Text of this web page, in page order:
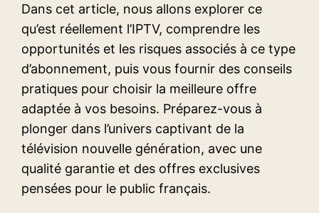
Dans cet article, nous allons explorer ce
qu’est réellement l’IPTV, comprendre les
opportunités et les risques associés à ce type
d’abonnement, puis vous fournir des conseils
pratiques pour choisir la meilleure offre
adaptée à vos besoins. Préparez-vous à
plonger dans l’univers captivant de la
télévision nouvelle génération, avec une
qualité garantie et des offres exclusives
pensées pour le public français.